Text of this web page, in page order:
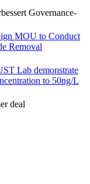
Governance-
MOU to Conduct
Removal
Lab demonstrate
to 50ng/L
deal